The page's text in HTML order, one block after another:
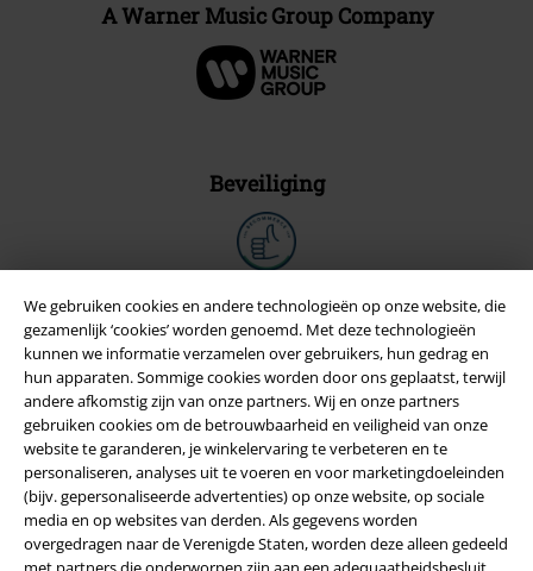
We gebruiken cookies en andere technologieën op onze website, die
gezamenlijk ‘cookies’ worden genoemd. Met deze technologieën
kunnen we informatie verzamelen over gebruikers, hun gedrag en
hun apparaten. Sommige cookies worden door ons geplaatst, terwijl
andere afkomstig zijn van onze partners. Wij en onze partners
gebruiken cookies om de betrouwbaarheid en veiligheid van onze
website te garanderen, je winkelervaring te verbeteren en te
personaliseren, analyses uit te voeren en voor marketingdoeleinden
(bijv. gepersonaliseerde advertenties) op onze website, op sociale
media en op websites van derden. Als gegevens worden
overgedragen naar de Verenigde Staten, worden deze alleen gedeeld
A Warner Music Group Company
Beveiliging
Legal